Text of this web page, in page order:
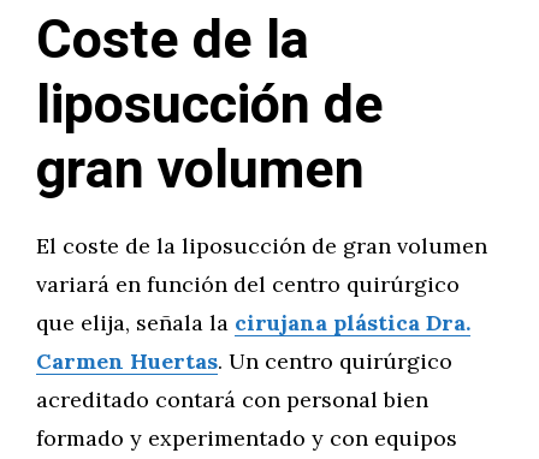
Coste de la
liposucción de
gran volumen
El coste de la liposucción de gran volumen
variará en función del centro quirúrgico
que elija, señala la cirujana plástica Dra.
Carmen Huertas. Un centro quirúrgico
acreditado contará con personal bien
formado y experimentado y con equipos